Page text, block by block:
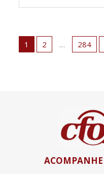
Navegação
por
1 2 … 284
ACOMPANHE